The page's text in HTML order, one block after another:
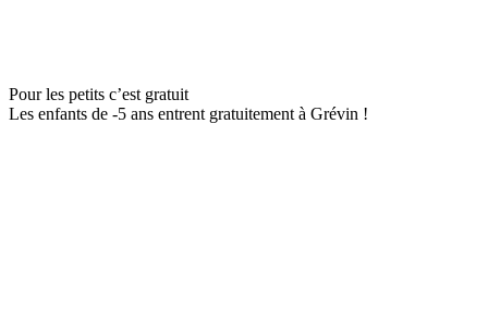
Pour les petits c’est gratuit
Les enfants de -5 ans entrent gratuitement à Grévin !